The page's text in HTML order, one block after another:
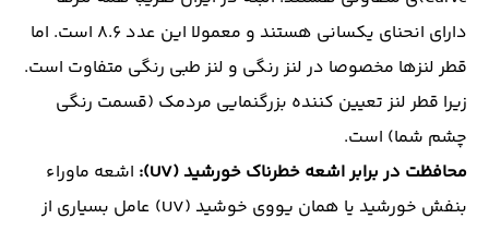
دارای انحنای یکسانی هستند و معمولا این عدد 8.6 است. اما
قطر لنزها مخصوصا در لنز رنگی و لنز طبی رنگی متفاوت است.
زیرا قطر لنز تعیین کننده بزرگنمایی مردمک (قسمت رنگی
چشم شما) است.
محافظت در برابر اشعه خطرناک خورشید (UV
): اشعه ماوراء
بنفش خورشید یا همان یووی خوشید (UV) عامل بسیاری از